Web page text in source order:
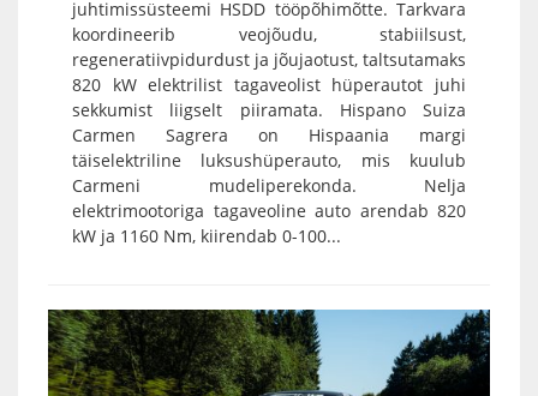
juhtimissüsteemi HSDD tööpõhimõtte. Tarkvara
koordineerib veojõudu, stabiilsust,
regeneratiivpidurdust ja jõujaotust, taltsutamaks
820 kW elektrilist tagaveolist hüperautot juhi
sekkumist liigselt piiramata. Hispano Suiza
Carmen Sagrera on Hispaania margi
täiselektriline luksushüperauto, mis kuulub
Carmeni mudeliperekonda. Nelja
elektrimootoriga tagaveoline auto arendab 820
kW ja 1160 Nm, kiirendab 0-100...